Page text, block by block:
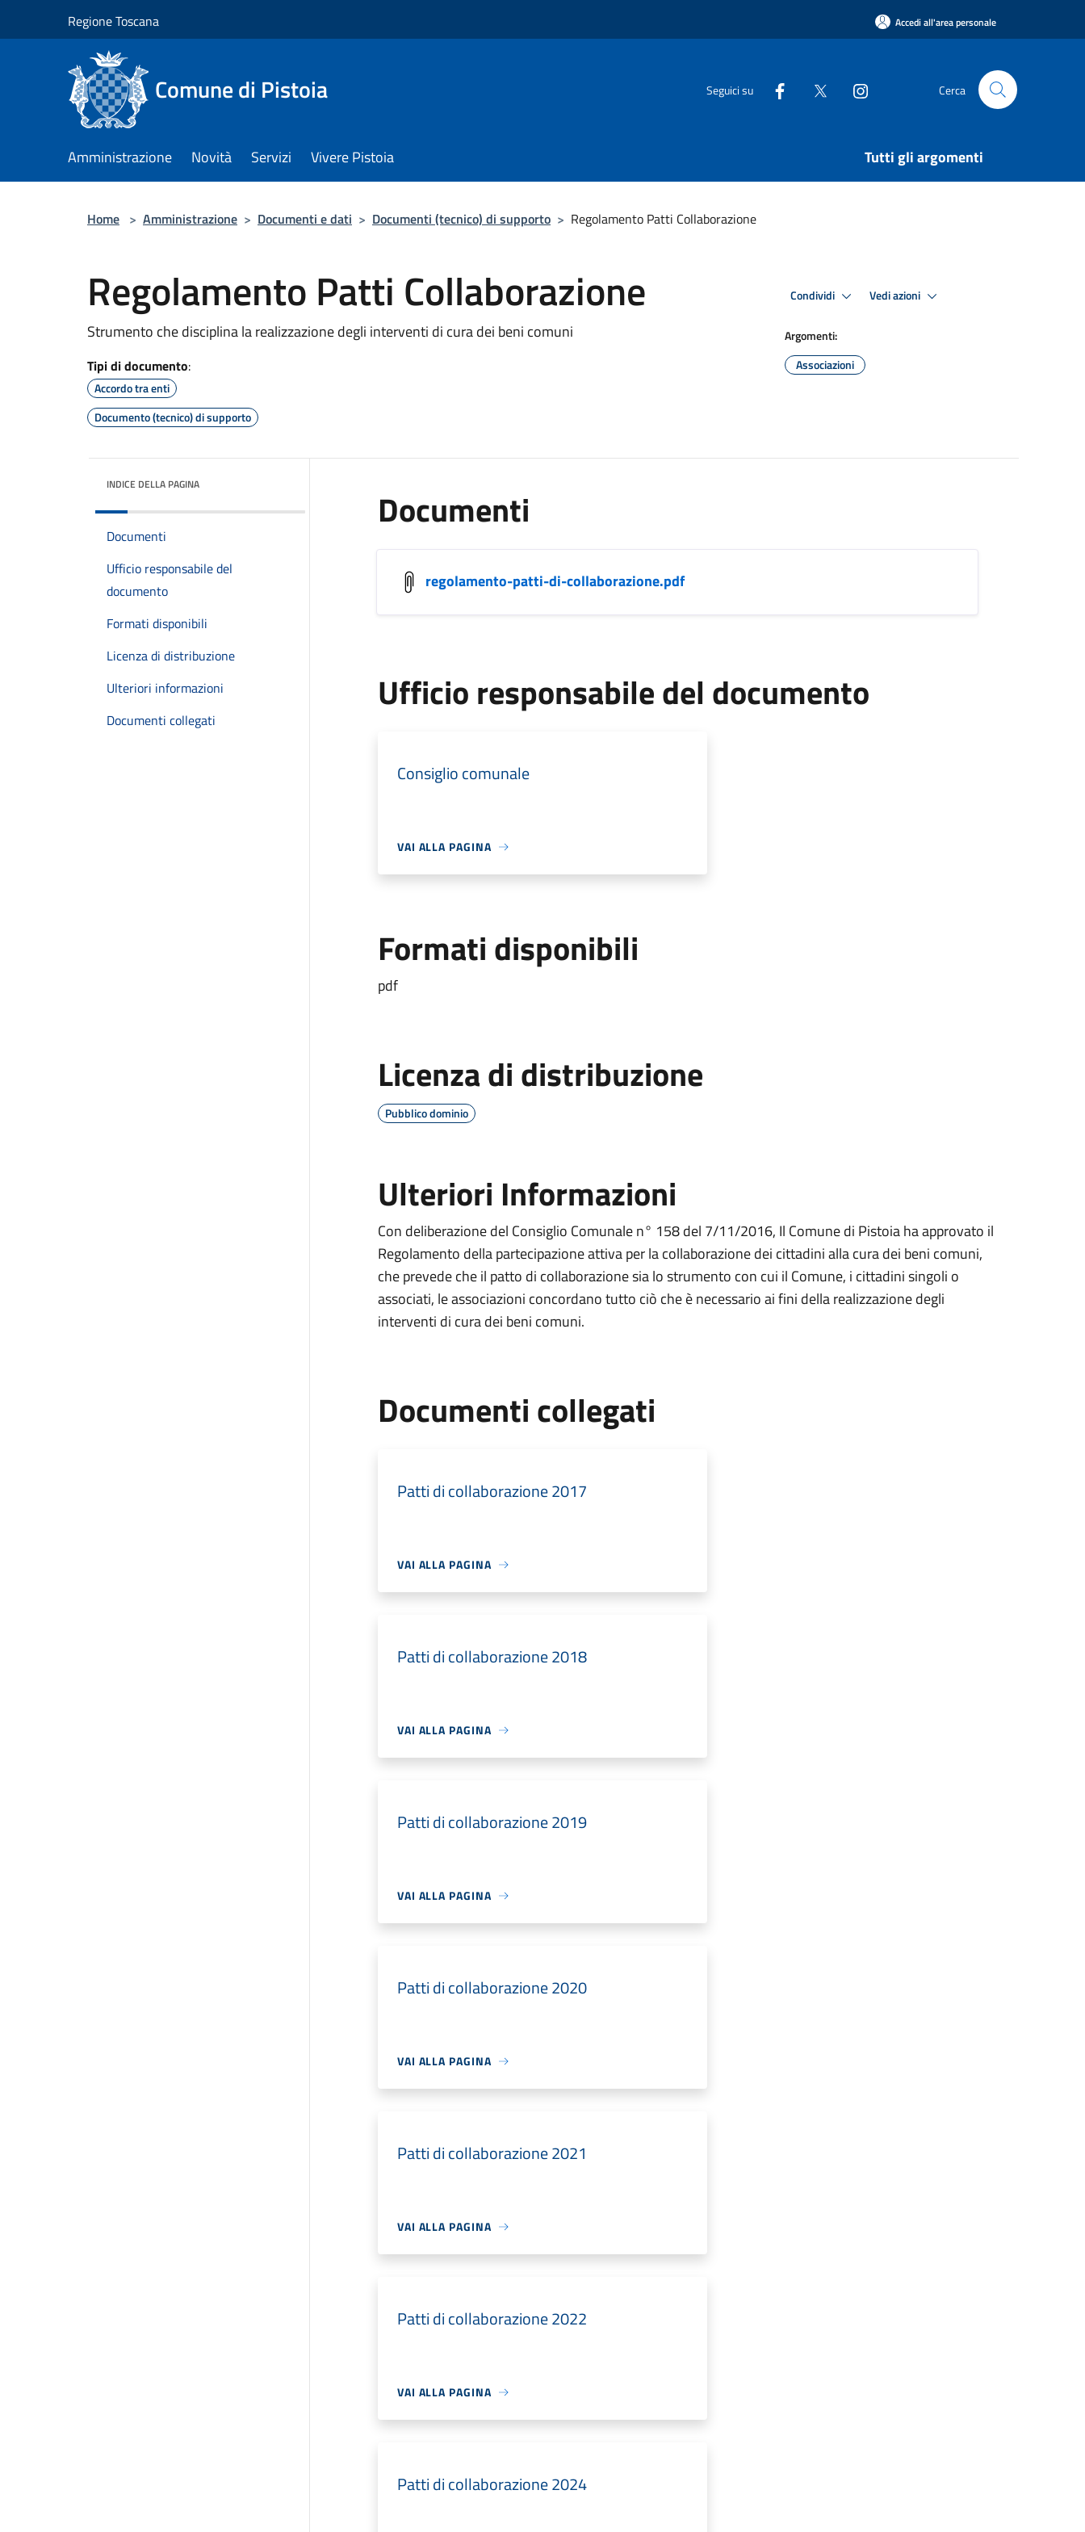
Regione Toscana Accedi all'area personale
Comune di Pistoia Seguici su Cerca
Amministrazione Novità Servizi Vivere Pistoia Tutti gli argomenti
Home > Amministrazione > Documenti e dati > Documenti (tecnico) di supporto > Regolamento Patti Collaborazione
Regolamento Patti Collaborazione
Strumento che disciplina la realizzazione degli interventi di cura dei beni comuni
Tipi di documento:
Accordo tra enti
Documento (tecnico) di supporto
Condividi Vedi azioni
Argomenti:
Associazioni
INDICE DELLA PAGINA
Documenti
Ufficio responsabile del
documento
Formati disponibili
Licenza di distribuzione
Ulteriori informazioni
Documenti collegati
Documenti
regolamento-patti-di-collaborazione.pdf
Ufficio responsabile del documento
Consiglio comunale
VAI ALLA PAGINA
Formati disponibili
pdf
Licenza di distribuzione
Pubblico dominio
Ulteriori Informazioni
Con deliberazione del Consiglio Comunale n° 158 del 7/11/2016, Il Comune di Pistoia ha approvato il
Regolamento della partecipazione attiva per la collaborazione dei cittadini alla cura dei beni comuni,
che prevede che il patto di collaborazione sia lo strumento con cui il Comune, i cittadini singoli o
associati, le associazioni concordano tutto ciò che è necessario ai fini della realizzazione degli
interventi di cura dei beni comuni.
Documenti collegati
Patti di collaborazione 2017
VAI ALLA PAGINA
Patti di collaborazione 2018
VAI ALLA PAGINA
Patti di collaborazione 2019
VAI ALLA PAGINA
Patti di collaborazione 2020
VAI ALLA PAGINA
Patti di collaborazione 2021
VAI ALLA PAGINA
Patti di collaborazione 2022
VAI ALLA PAGINA
Patti di collaborazione 2024